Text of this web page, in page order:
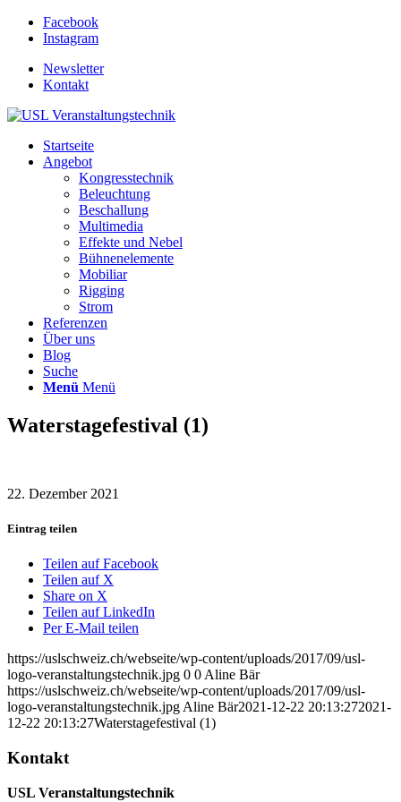
Facebook
Instagram
Newsletter
Kontakt
Startseite
Angebot
Kongresstechnik
Beleuchtung
Beschallung
Multimedia
Effekte und Nebel
Bühnenelemente
Mobiliar
Rigging
Strom
Referenzen
Über uns
Blog
Suche
Menü Menü
Waterstagefestival (1)
22. Dezember 2021
Eintrag teilen
Teilen auf Facebook
Teilen auf X
Share on X
Teilen auf LinkedIn
Per E-Mail teilen
https://uslschweiz.ch/webseite/wp-content/uploads/2017/09/usl-
logo-veranstaltungstechnik.jpg 0 0 Aline Bär
https://uslschweiz.ch/webseite/wp-content/uploads/2017/09/usl-
logo-veranstaltungstechnik.jpg Aline Bär2021-12-22 20:13:272021-
12-22 20:13:27Waterstagefestival (1)
Kontakt
USL Veranstaltungstechnik